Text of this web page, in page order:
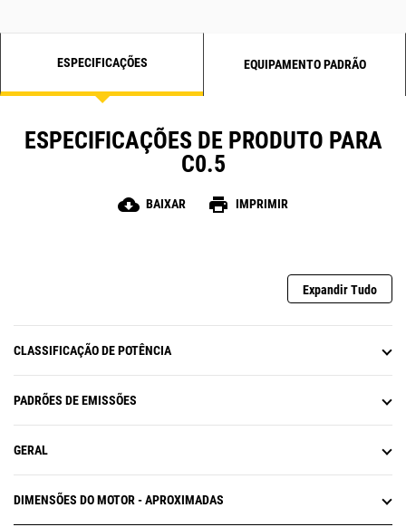
ESPECIFICAÇÕES EQUIPAMENTO PADRÃO
ESPECIFICAÇÕES DE PRODUTO PARA
C0.5
cloud_download BAIXAR print IMPRIMIR
Expandir Tudo
CLASSIFICAÇÃO DE POTÊNCIA
PADRÕES DE EMISSÕES
GERAL
DIMENSÕES DO MOTOR - APROXIMADAS